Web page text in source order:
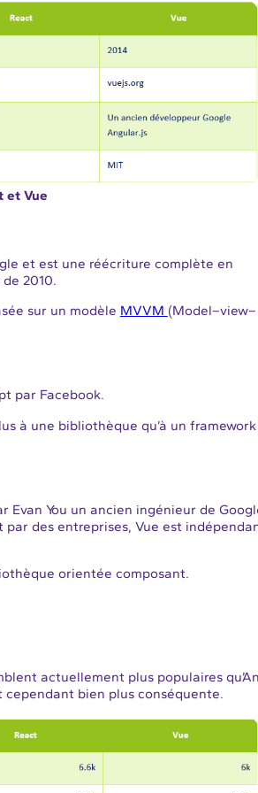
et Vue
et est une réécriture complète en
2010.
sur un modèle MVVM (Model–view–
par Facebook.
à une bibliothèque qu’à un
Evan You un ancien ingénieur de
des entreprises, Vue est
orientée composant.
actuellement plus populaires
bien plus conséquente.